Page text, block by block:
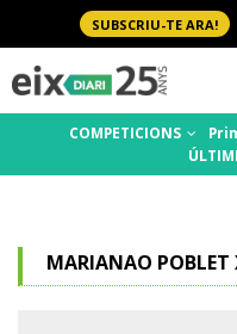
SUBSCRIU-TE ARA!
COMPETICIONS
MARIANAO POBLET